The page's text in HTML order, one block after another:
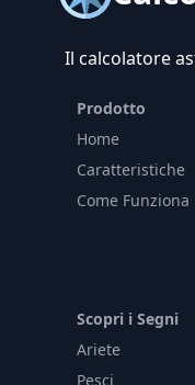
Il calcolatore
Prodotto
Home
Caratteristiche
Come Funziona
Scopri i Segni
Ariete
Pesci